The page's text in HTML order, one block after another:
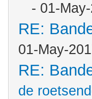
- 01-
RE:
01-May-
RE:
de